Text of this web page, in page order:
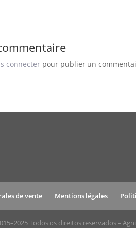
connecter pour publier un
de vente Mentions légales
Todos os direitos reservados –